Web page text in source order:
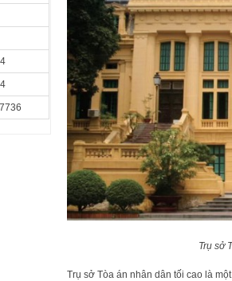
Trụ sở
Trụ sở Tòa án nhân dân tối cao là